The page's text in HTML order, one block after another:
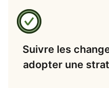
Suivre les
adopter une